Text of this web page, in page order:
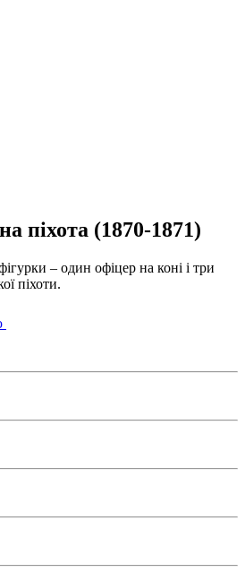
піхота (1870-1871)
– один офіцер на коні і три
піхоти.